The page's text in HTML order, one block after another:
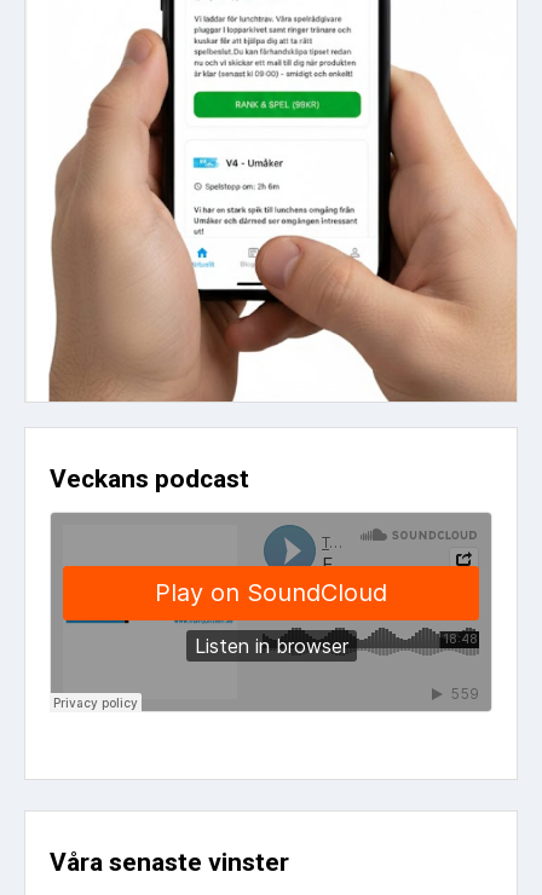
Veckans podcast
Våra senaste vinster